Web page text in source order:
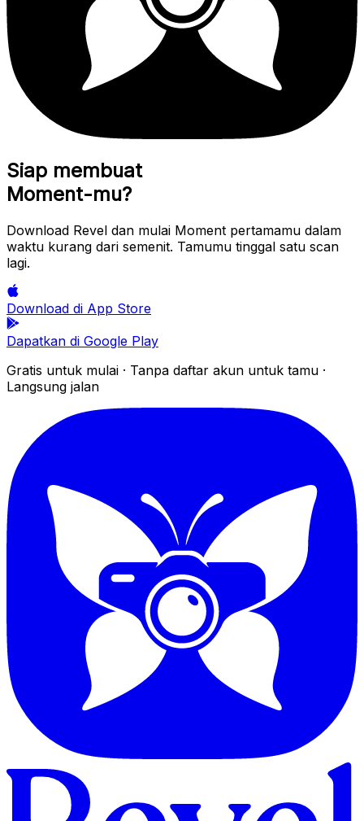
Siap membuat
Moment-mu?
Download Revel dan mulai Moment pertamamu dalam
waktu kurang dari semenit. Tamumu tinggal satu scan
lagi.
Download di App Store
Dapatkan di Google Play
Gratis untuk mulai · Tanpa daftar akun untuk tamu ·
Langsung jalan